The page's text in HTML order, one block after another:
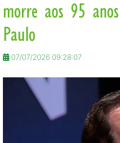
morre aos 95
Paulo
07/07/2026 09:28:07